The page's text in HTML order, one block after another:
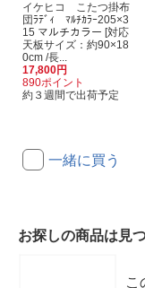
イケヒコ こたつ掛布
団ﾗﾃﾞｨ ﾏﾙﾁｶﾗｰ205×3
15 マルチカラー [対応
天板サイズ：約90×18
0cm /長...
17,800円
890ポイント
約３週間で出荷予定
一緒に買う
お探しの商品は見
こ